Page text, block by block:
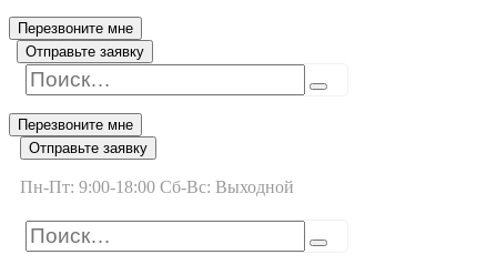
Перезвоните мне
Отправьте заявку
Перезвоните мне
Отправьте заявку
Пн-Пт: 9:00-18:00 Сб-Вс: Выходной